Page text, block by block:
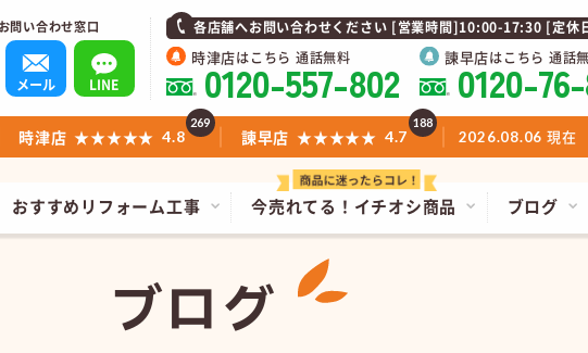
問い合わせ窓口
メール LINE
各店舗へお問い合わせください [営業時間]10:00-17:30 [定休
時津店はこちら 通話無料
0120-557-802 諫早店はこちら 通話
0120-
今売れてる！ イチオシ商品
おすすめリフォーム工事 ブログ
時津店 ★★★★★ 4.8
269
諫早店 ★★★★★ 4.7
188
2026.08.06 現在
ブログ